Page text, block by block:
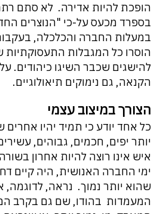
הופכת להיות אדירה. לא סתם
בספרד מכעס על-כי "הנוצרים
במעלות החברה והכלכלה,
הוסרו כל המגבלות
להישגים שכבר השיגו כיהודים.
הקנאה, גם נימוקים תיאולוגיים.
הצורך במיצוב עצמי
כל אחד יודע כי תמיד יהיו
יותר יפים, חכמים, גבוהים,
איש אינו רוצה להיות אחרון
ימי החברה האנושית, היה קיים
שהוא יותר נמוך. נראה,
המעמדות בהודו, שם גם בקרב